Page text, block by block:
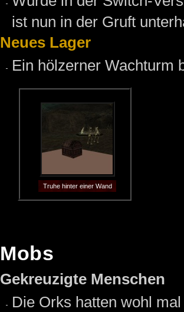
ist nun in der Gruft
Neues Lager
Ein hölzerner Wachturm
Truhe hinter einer Wand
Mobs
Gekreuzigte Menschen
Die Orks hatten wohl